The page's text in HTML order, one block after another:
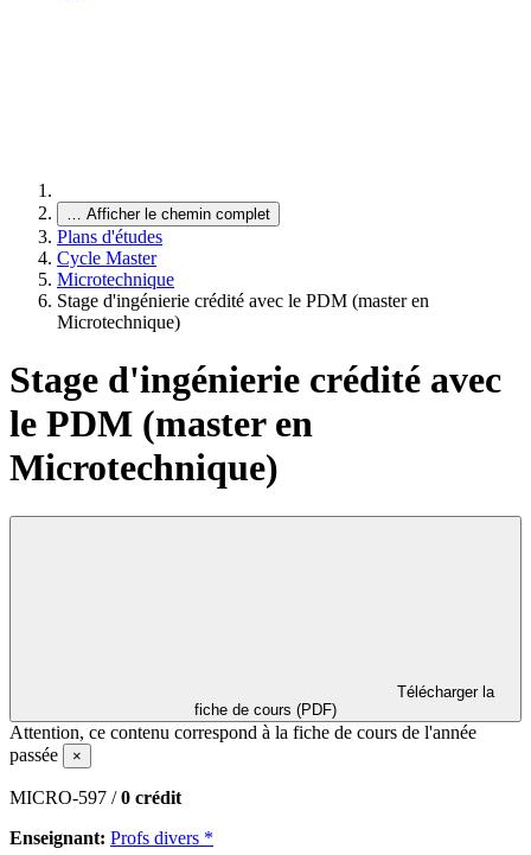
… Afficher le chemin complet
Plans d'études
Cycle Master
Microtechnique
Stage d'ingénierie crédité avec le PDM (master en
Microtechnique)
Stage d'ingénierie crédité avec
le PDM (master en
Microtechnique)
fiche de cours (PDF)
Attention, ce contenu correspond à la fiche de cours de l'année
passée
×
MICRO-597 /0 crédit
Enseignant: Profs divers *